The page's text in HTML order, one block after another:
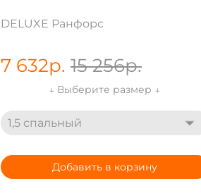
DELUXE Ранфорс
7 632р. 15 256р.
↓ Выберите размер ↓
1,5 спальный
Добавить в корзину